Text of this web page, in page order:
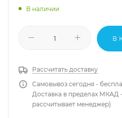
В наличии
В
Рассчитать доставку
Самовывоз сегодня -
Доставка в пределах МКАД
рассчитывает менеджер)